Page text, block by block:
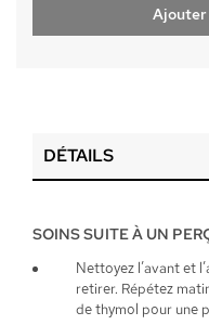
Ajouter
DÉTAILS
SOINS SUITE À UN
Nettoyez l’avant et
retirer. Répétez
de thymol pour une